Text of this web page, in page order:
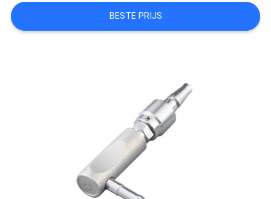
PRIVACY
POLICY
BESTE PRIJS